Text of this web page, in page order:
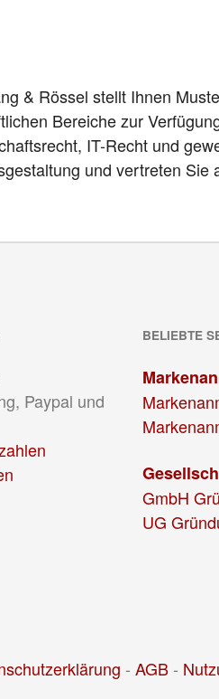
& Rössel stellt Ihnen
Bereiche zur
IT-Recht und
und vertreten Sie
Paypal und
BELIEBTE
GmbH
UG
- AGB-